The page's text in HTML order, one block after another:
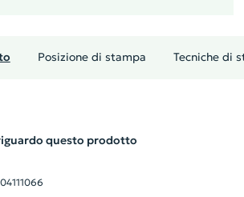
Posizione di stampa Tecniche di
questo prodotto